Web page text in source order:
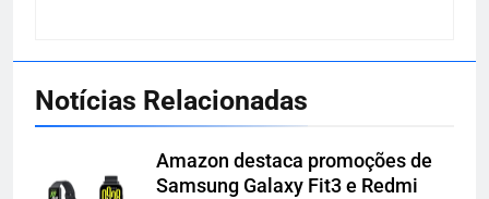
Notícias Relacionadas
Amazon destaca promoções de
Samsung Galaxy Fit3 e Redmi